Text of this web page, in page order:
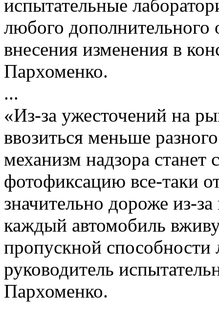
испытательные
любого дополнительного
внесения изменения в
Пархоменко.
...
«Из-за ужесточений на
ввозиться меньше
механизм надзора
фотофиксацию все-таки
значительно дороже из-
каждый автомобиль
пропускной
руководитель
Пархоменко.